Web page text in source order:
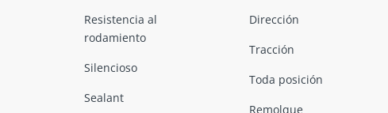
Resistencia al
rodamiento
Silencioso
Sealant
Dirección
Tracción
Toda posición
Remolque